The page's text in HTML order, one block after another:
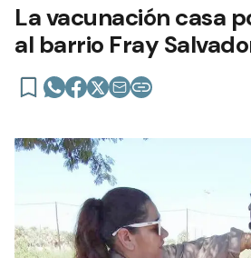
La vacunación casa
al barrio Fray